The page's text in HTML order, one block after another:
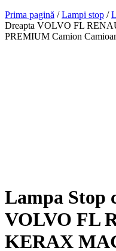
Prima pagină /Lampi stop /
Dreapta VOLVO FL
PREMIUM Camion
Lampa Stop
VOLVO FL
KERAX